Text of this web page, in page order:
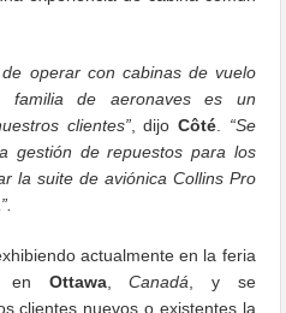
operar con cabinas de vuelo
familia de aeronaves es un
clientes”, dijo Côté. “Se
gestión de repuestos para los
la suite de aviónica Collins Pro
actualmente en la feria
Ottawa,Canadá , y se
clientes nuevos o existentes la